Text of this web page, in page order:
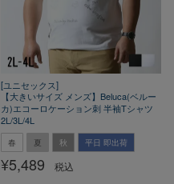
[ユニセックス]
【大きいサイズ メンズ】Beluca(ベルー
カ)エコーロケーション刺 半袖Tシャツ
2L/3L/4L
春 夏 秋 平日 即出荷
¥5,489 税込